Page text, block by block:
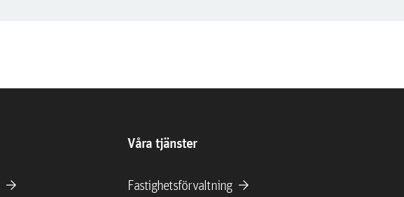
arrow_forward
Våra tjänster
Fastighetsförvaltning arrow_forward